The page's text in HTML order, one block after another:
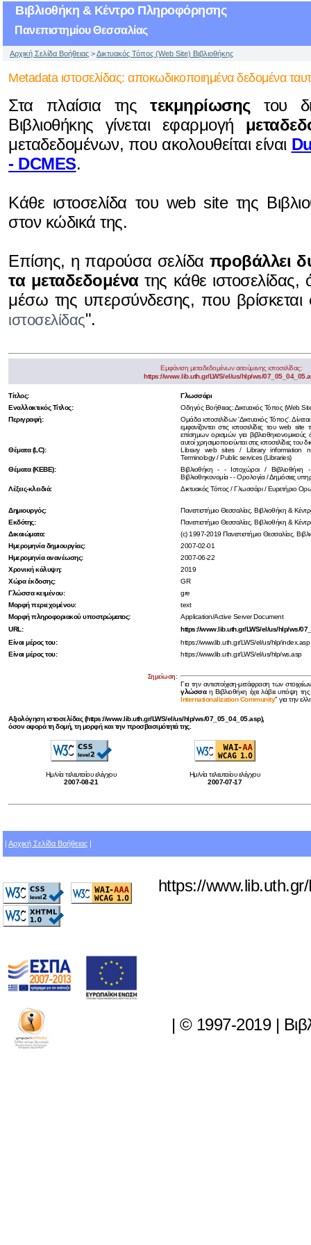
Βιβλιοθήκη & Κέντρο Πληροφόρησης
Πανεπιστημίου Θεσσαλίας
Αρχική Σελίδα Βοήθειας >Δικτυακός Τόπος (Web Site) Βιβλιοθήκης
Metadata ιστοσελίδας: αποκωδικοποιημένα δεδομένα
Στα πλαίσια τηςτεκμηρίωσηςτου
Βιβλιοθήκης γίνεται εφαρμογή
μεταδεδομένων, που ακολουθείται είναι
- DCMES.
Kάθε ιστοσελίδα του web site της
στον κώδικά της.
Επίσης, η παρούσα σελίδα προβάλλει
τα μεταδεδομένατης κάθε ιστοσελίδας,
μέσω της υπερσύνδεσης, που βρίσκεται
ιστοσελίδας".
Εμφάνιση μεταδεδομένων αιτούμενης ιστοσελίδας:
https://www.lib.uth.gr/LWS/el/us/hlp/ws/
Τίτλος:
Γλωσσάρι
Εναλλακτικός Τίτλος:
Οδηγός Βοήθειας: Δικτυακός Τόπος (Web
Περιγραφή:
Ομάδα ιστοσελίδων 'Δικτυακός Τόπος'.
εμφανίζονται στις ιστοσελίδες του web
επίσημων ορισμών για
αυτοί χρησιμοποιούνται στις ιστοσελίδες του
Θέματα (LC):
Library web sites / Library information
Terminology / Public services (Libraries)
Θέματα (ΚΕΒΕ):
Βιβλιοθήκη - - Ιστοχώροι /
Βιβλιοθηκονομία - - Ορολογία / Δημόσιες
Λέξεις-κλειδιά:
Δικτυακός Τόπος / Γλωσσάρι / Ευρετήριο
Δημιουργός:
Πανεπιστήμιο Θεσσαλίας. Βιβλιοθήκη &
Εκδότης:
Πανεπιστήμιο Θεσσαλίας. Βιβλιοθήκη &
Δικαιώματα:
(c) 1997-2019 Πανεπιστήμιο Θεσσαλίας.
Ημερομηνία δημιουργίας:
2007-02-01
Ημερομηνία ανανέωσης:
2007-06-22
Χρονική κάλυψη:
2019
Χώρα έκδοσης:
GR
Γλώσσα κειμένου:
gre
Μορφή περιεχομένου:
text
Μορφή πληροφοριακού υποστρώματος:
Application/Active Server Document
URL:
https://www.lib.uth.gr/LWS/el/us/hlp/ws/
Είναι μέρος του:
https://www.lib.uth.gr/LWS/el/us/hlp/index.asp
Είναι μέρος του:
https://www.lib.uth.gr/LWS/el/us/hlp/ws.asp
Σημείωση:
Για την αντιστοίχιση-μετάφραση των
γλώσσαη Βιβλιοθήκη έχει λάβει υπόψη
Internationalization Community" για την
Αξιολόγηση ιστοσελίδας (https://www.lib.uth.gr/LWS/el/us/hlp/ws/07_05_04_05.asp),
όσον αφορά τη δομή, τη μορφή και την προσβασιμότητά της.
Ημ/νία τελευταίου ελέγχου
2007-08-21
Ημ/νία τελευταίου ελέγχου
2007-07-17
| Αρχική Σελίδα Βοήθειας |
https://
| © 1997-2019|